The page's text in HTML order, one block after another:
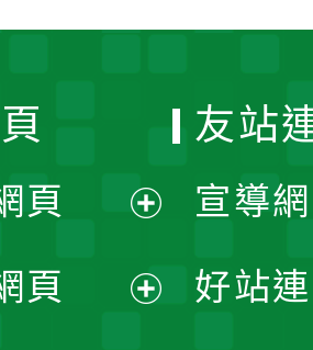
頁
開
頁
友站
宣導
好站